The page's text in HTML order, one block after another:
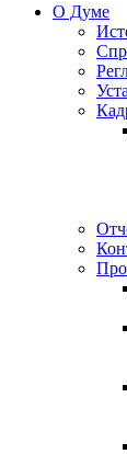
О Думе